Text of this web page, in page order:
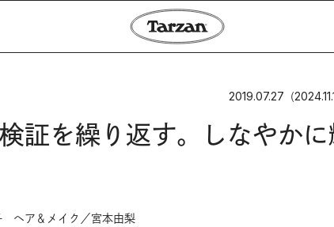
2019.07.27 （
証を繰り返す。しなやかに
ヘア＆メイク／宮本由梨